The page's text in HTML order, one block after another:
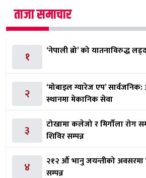
ताजा समाचार
१ ‘नेपाली ब्रो’ को यातनाविरुद्ध
२
‘मोबाइल ग्यारेज एप’
स्थानमा मेकानिक सेवा
३
टोखामा कलेजो र मिर्गौला रोग
शिविर सम्पन्न
४
२१२ औँ भानु जयन्तीको अवसरमा
सम्पन्न